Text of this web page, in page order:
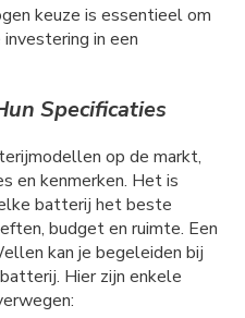
keuze is essentieel om
in een
Specificaties
op de markt,
en kenmerken. Het is
batterij het beste
budget en ruimte. Een
kan je begeleiden bij
Hier zijn enkele